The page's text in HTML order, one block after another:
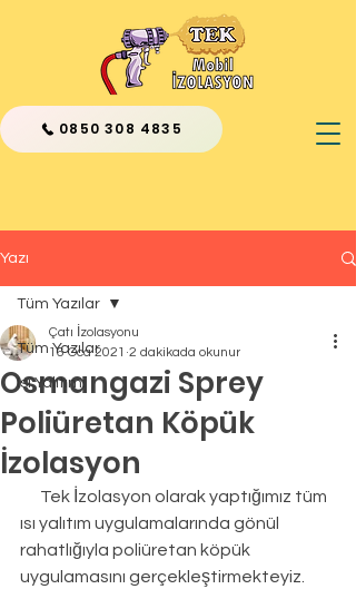
0850 308 4835
Yazı
Tüm Yazılar
Isı Yalıtımı
Tüm Yazılar
Osmangazi Sprey
Poliüretan Köpük
İzolasyon
Çatı İzolasyonu
16 Oca 2021 2 dakikada okunur
ısı yalıtım uygulamalarında gönül
rahatlığıyla poliüretan köpük
uygulamasını gerçekleştirmekteyiz.